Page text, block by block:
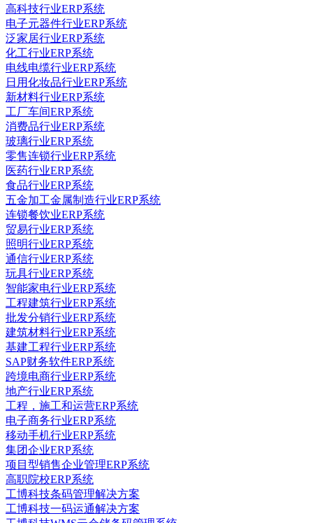
高科技行业ERP系统
电子元器件行业ERP系统
泛家居行业ERP系统
化工行业ERP系统
电线电缆行业ERP系统
日用化妆品行业ERP系统
新材料行业ERP系统
工厂车间ERP系统
消费品行业ERP系统
玻璃行业ERP系统
零售连锁行业ERP系统
医药行业ERP系统
食品行业ERP系统
五金加工金属制造行业ERP系统
连锁餐饮业ERP系统
贸易行业ERP系统
照明行业ERP系统
通信行业ERP系统
玩具行业ERP系统
智能家电行业ERP系统
工程建筑行业ERP系统
批发分销行业ERP系统
建筑材料行业ERP系统
基建工程行业ERP系统
SAP财务软件ERP系统
跨境电商行业ERP系统
地产行业ERP系统
工程，施工和运营ERP系统
电子商务行业ERP系统
移动手机行业ERP系统
集团企业ERP系统
项目型销售企业管理ERP系统
高职院校ERP系统
工博科技条码管理解决方案
工博科技一码运通解决方案